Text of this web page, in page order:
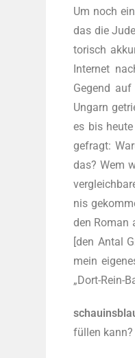
Um noch
das die
to­risch
Inter­net
Gegend
Ungarn
es bis
gefragt:
das? Wem
nis
den Roman
[den Antal
mein
„Dort-Rein-
füllen kann?